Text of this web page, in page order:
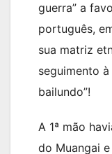
guerra” a
português,
sua matriz
seguimento
bailundo”!
A 1ª mão
do Muangai